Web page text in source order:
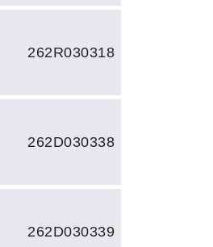
262R030318
262D030338
262D030339